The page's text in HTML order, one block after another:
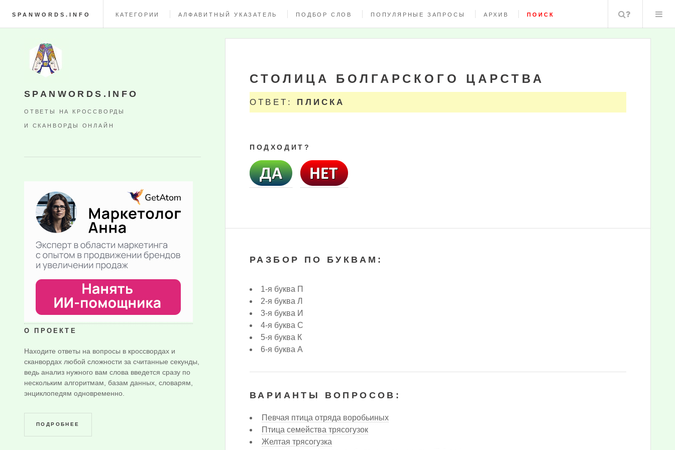
SPANWORDS.INFO КАТЕГОРИИ АЛФАВИТНЫЙ УКАЗАТЕЛЬ ПОДБОР СЛОВ ПОПУЛЯРНЫЕ ЗАПРОСЫ АРХИВ ПОИСК Поиск
СТОЛИЦА БОЛГАРСКОГО ЦАРСТВА
ОТВЕТ: ПЛИСКА
ПОДХОДИТ?
РАЗБОР ПО БУКВАМ:
1-я буква П
2-я буква Л
3-я буква И
4-я буква С
5-я буква К
6-я буква А
ВАРИАНТЫ ВОПРОСОВ:
Певчая птица отряда воробьиных
Птица семейства трясогузок
Желтая трясогузка
SPANWORDS.INFO
ОТВЕТЫ НА КРОССВОРДЫ
И СКАНВОРДЫ ОНЛАЙН
О ПРОЕКТЕ
Находите ответы на вопросы в кроссвордах и
сканвордах любой сложности за считанные секунды,
ведь анализ нужного вам слова введется сразу по
нескольким алгоритмам, базам данных, словарям,
энциклопедям одновременно.
ПОДРОБНЕЕ